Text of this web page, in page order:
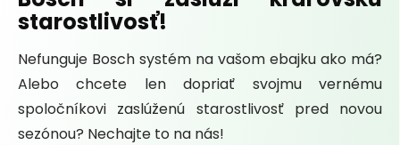
starostlivosť!
Nefunguje Bosch systém na vašom ebajku ako má?
Alebo chcete len dopriať svojmu vernému
spoločníkovi zaslúženú starostlivosť pred novou
sezónou? Nechajte to na nás!